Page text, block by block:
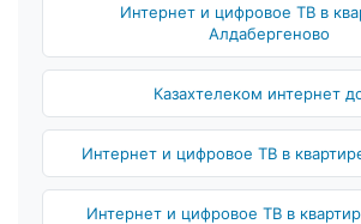
Интернет и цифровое ТВ в
Алдабергеново
Казахтелеком интернет
Интернет и цифровое ТВ в
Интернет и цифровое ТВ в